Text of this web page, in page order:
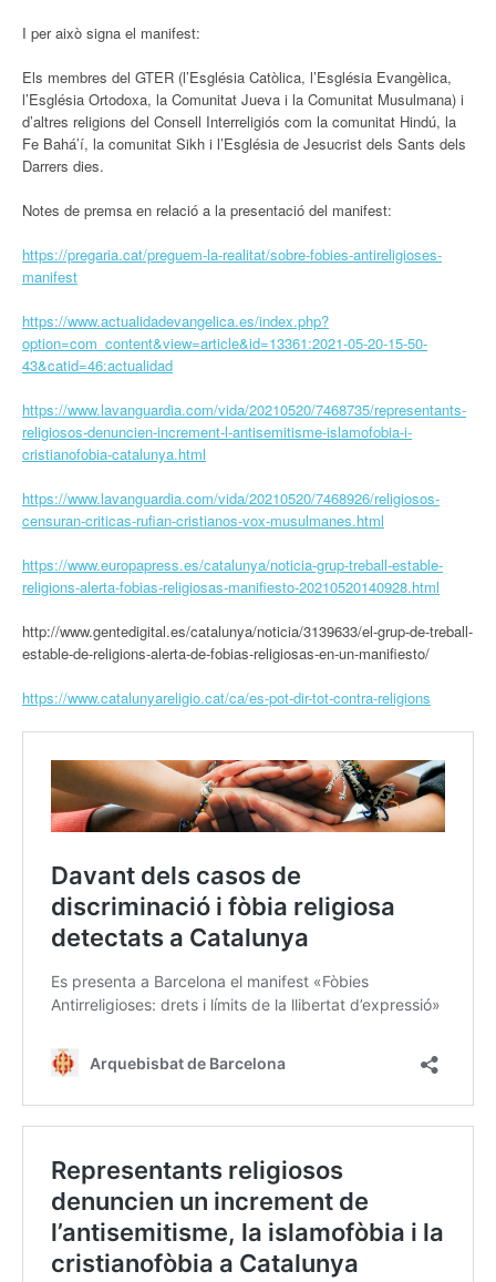
I per això signa el manifest:
Els membres del GTER (l’Església Catòlica, l’Església Evangèlica,
l’Església Ortodoxa, la Comunitat Jueva i la Comunitat Musulmana) i
d’altres religions del Consell Interreligiós com la comunitat Hindú, la
Fe Bahá’í, la comunitat Sikh i l’Església de Jesucrist dels Sants dels
Darrers dies.
Notes de premsa en relació a la presentació del manifest:
https://pregaria.cat/preguem-la-realitat/sobre-fobies-antireligioses-
manifest
https://www.actualidadevangelica.es/index.php?
option=com_content&view=article&id=13361:2021-05-20-15-50-
43&catid=46:actualidad
https://www.lavanguardia.com/vida/20210520/7468735/representants-
religiosos-denuncien-increment-l-antisemitisme-islamofobia-i-
cristianofobia-catalunya.html
https://www.lavanguardia.com/vida/20210520/7468926/religiosos-
censuran-criticas-rufian-cristianos-vox-musulmanes.html
https://www.europapress.es/catalunya/noticia-grup-treball-estable-
religions-alerta-fobias-religiosas-manifiesto-20210520140928.html
http://www.gentedigital.es/catalunya/noticia/3139633/el-grup-de-treball-
estable-de-religions-alerta-de-fobias-religiosas-en-un-manifiesto/
https://www.catalunyareligio.cat/ca/es-pot-dir-tot-contra-religions